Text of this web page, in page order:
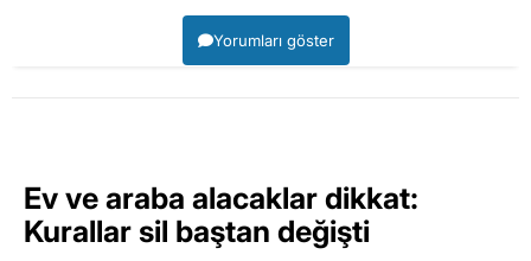
Yorumları göster
Ev ve araba alacaklar dikkat:
Kurallar sil baştan değişti